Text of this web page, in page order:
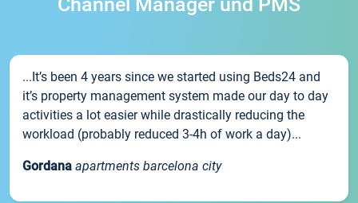
...It’s been 4 years since we started using Beds24 and
it’s property management system made our day to day
activities a lot easier while drastically reducing the
workload (probably reduced 3-4h of work a day)...
Gordana apartments barcelona city